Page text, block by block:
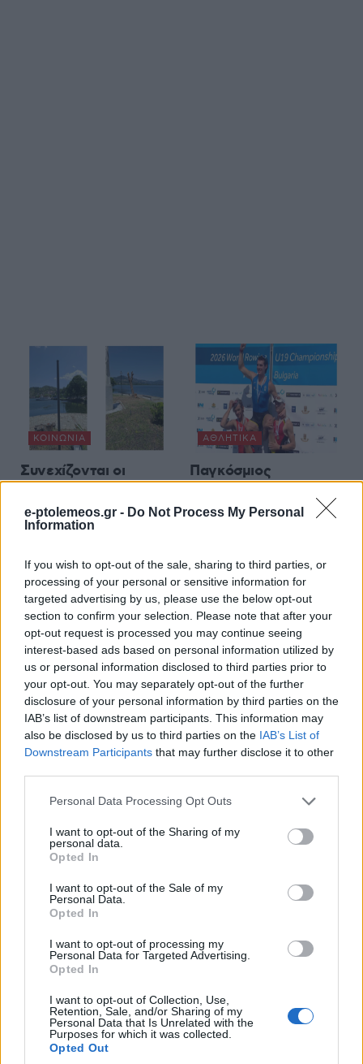
e-ptolemeos.gr - Do Not Process My Personal
Information
If you wish to opt-out of the sale, sharing to third parties, or
processing of your personal or sensitive information for
targeted advertising by us, please use the below opt-out
section to confirm your selection. Please note that after your
opt-out request is processed you may continue seeing
interest-based ads based on personal information utilized by
us or personal information disclosed to third parties prior to
your opt-out. You may separately opt-out of the further
disclosure of your personal information by third parties on the
IAB’s list of downstream participants. This information may
also be disclosed by us to third parties on the IAB’s List of
Downstream Participants that may further disclose it to other
Please note that this website/app uses one or more Google
not limited to your visit or usage behaviour. You may click to
grant or deny consent to Google and its third-party tags to
use your data for below specified purposes in below Google
consent section.
Personal Data Processing Opt Outs
I want to opt-out of the Sharing of my
personal data.
Opted In
I want to opt-out of the Sale of my
Personal Data.
Opted In
I want to opt-out of processing my
Personal Data for Targeted Advertising.
Opted In
I want to opt-out of Collection, Use,
Retention, Sale, and/or Sharing of my
Personal Data that Is Unrelated with the
Purposes for which it was collected.
Opted Out
ΚΟΙΝΩΝΊΑ
Συνεχίζονται οι
και συντήρησης
υποδομών στο Δήμο
(Φωτογραφίες)
9 Αυγούστου 2026, 5:03 μμ
ΑΘΛΗΤΙΚΆ
Παγκόσμιος
εφήβων στην
η Μουρατίδου
9 Αυγούστου 2026, 4:29 μμ
ΕΛΛΆΔΑ
Συναγερμός για την
εξαφάνιση 31χρονου
ΚΟΙΝΩΝΊΑ
Μια ξεχωριστή ημέρα
γεμάτη παράδοση,
στα Νάματα
(Βίντεο+Φωτογραφίες)
ΚΟΙΝΩΝΊΑ
Παρουσιάστηκαν τα
άλογα της Σιάτιστας
λίγο πριν την
Δεκαπενταύγουστος
στο Αντίγονο με